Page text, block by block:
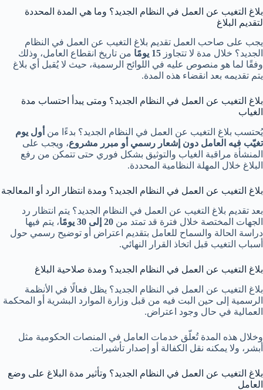
بلاغ التغيب عن العمل في النظام الجديد؟ وما هي المدة المحددة
لتقديم البلاغ
يجب على صاحب العمل تقديم بلاغ التغيب عن العمل في النظام
الجديد؟ خلال مدة لا تتجاوز 15 يومًا
من تاريخ انقطاع العامل، وذلك
وفقًا لما هو منصوص عليه في اللوائح الرسمية، حيث لا يُقبل أي بلاغ
يتم تقديمه بعد انقضاء هذه المدة.
بلاغ التغيب عن العمل في النظام الجديد؟ ومتى يبدأ احتساب مدة
الغياب
يُحتسب بلاغ التغيب عن العمل في النظام الجديد؟ بدءًا من أول يوم
تغيّب فيه العامل دون إشعار رسمي أو مبرر مشروع، ويجب على
المنشأة مراقبة الغياب والتوثيق بشكل فوري حتى تتمكن من رفع
البلاغ خلال المهلة النظامية المحددة.
بلاغ التغيب عن العمل في النظام الجديد؟ ومدة انتظار الرد أو المعالجة
بعد تقديم بلاغ التغيب عن العمل في النظام الجديد؟ يتم انتظار رد
الجهات المختصة خلال فترة قد تمتد من 20 إلى 30 يومًا
، يتم فيها
دراسة الحالة والسماح للعامل بتقديم اعتراض أو توضيح رسمي حول
أسباب التغيب قبل اتخاذ القرار النهائي.
بلاغ التغيب عن العمل في النظام الجديد؟ ومدة صلاحية البلاغ
بلاغ التغيب عن العمل في النظام الجديد؟ يظل فعالًا في الأنظمة
الرسمية إلى حين البت فيه من قبل وزارة الموارد البشرية أو المحكمة
العمالية في حال وجود اعتراض.
وخلال هذه المدة تُعلّق خدمات العامل في المنصات الحكومية مثل
أبشر، ولا يمكنه نقل الكفالة أو إصدار تأشيرات.
بلاغ التغيب عن العمل في النظام الجديد؟ وتأثير مدة البلاغ على وضع
العامل